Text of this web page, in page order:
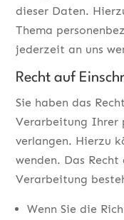
dieser Daten.
Thema
jederzeit an uns
Recht auf
Sie haben das
Verarbeitung Ihrer
verlangen. Hierzu
wenden. Das
Verarbeitung
Wenn Sie die